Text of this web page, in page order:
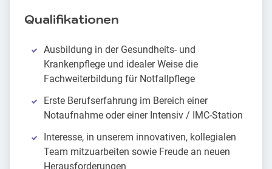
Qualifikationen
Ausbildung in der Gesundheits- und
Krankenpflege und idealer Weise die
Fachweiterbildung für Notfallpflege
Erste Berufserfahrung im Bereich einer
Notaufnahme oder einer Intensiv / IMC-Station
Interesse, in unserem innovativen, kollegialen
Team mitzuarbeiten sowie Freude an neuen
Herausforderungen